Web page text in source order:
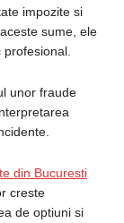
impozite si
sume, ele
unor fraude
din Bucuresti
creste
de optiuni si